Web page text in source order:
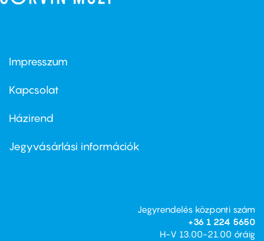
Footer
first
Impresszum
Kapcsolat
Footer
second
Házirend
Jegyvásárlási információk
Jegyrendelés központi szám
+36 1 224 5650
H-V 13.00-21.00 óráig